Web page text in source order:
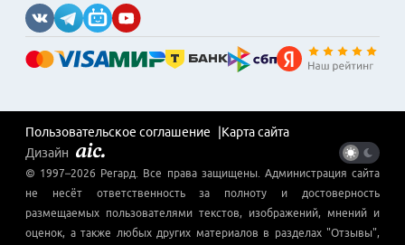
Пользовательское соглашение
Карта сайта
Дизайн
© 1997–2026 Регард . Все права защищены. Администрация сайта
не несёт ответственность за полноту и достоверность
размещаемых пользователями текстов, изображений, мнений и
оценок, а также любых других материалов в разделах "Отзывы",